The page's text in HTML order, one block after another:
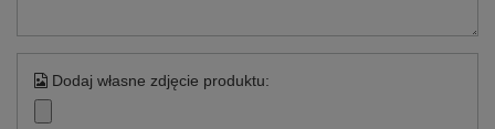
Dodaj własne zdjęcie produktu: